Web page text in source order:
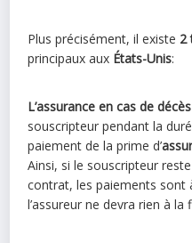
Plus précisément, il existe 2
principaux aux États-Unis:
L’assurance en cas de
souscripteur pendant la
paiement de la prime d’
Ainsi, si le souscripteur
contrat, les paiements sont
l’assureur ne devra rien à la